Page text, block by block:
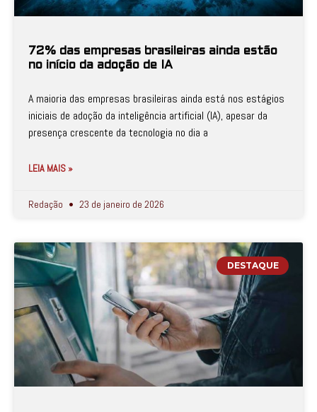
72% das empresas brasileiras ainda estão
no início da adoção de IA
A maioria das empresas brasileiras ainda está nos estágios
iniciais de adoção da inteligência artificial (IA), apesar da
presença crescente da tecnologia no dia a
LEIA MAIS »
Redação 23 de janeiro de 2026
DESTAQUE